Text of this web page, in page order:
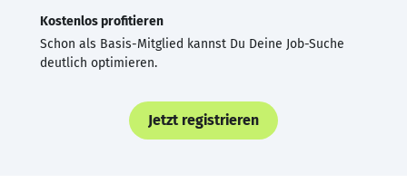
Kostenlos profitieren
Schon als Basis-Mitglied kannst Du Deine Job-Suche
deutlich optimieren.
Jetzt registrieren